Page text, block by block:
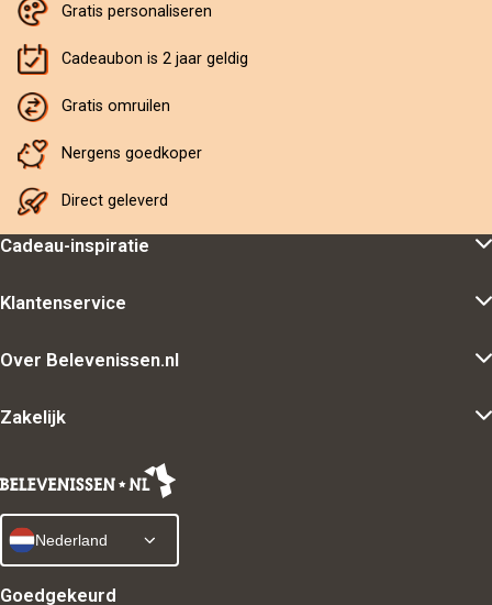
Gratis personaliseren
Cadeaubon is 2 jaar geldig
Gratis omruilen
Nergens goedkoper
Direct geleverd
Cadeau-inspiratie
Klantenservice
Over Belevenissen.nl
Zakelijk
Nederland
Goedgekeurd